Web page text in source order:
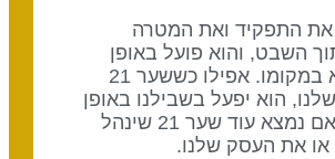
התפקיד ואת המטרה
השבט, והוא פועל באופן
מיטבי כשהוא במקומו. אפילו כששער 21
הוא יפעל בשבילנו באופן
הטוב ביותר אם נמצא עוד שער 21 שינהל
את העסק שלנו.